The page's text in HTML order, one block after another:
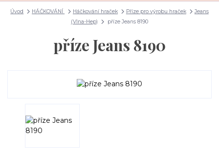
Úvod HÁČKOVÁNÍ Háčkování hraček Příze pro výrobu hraček
Jeans
(Vlna-Hep)
příze Jeans 8190
příze Jeans 8190